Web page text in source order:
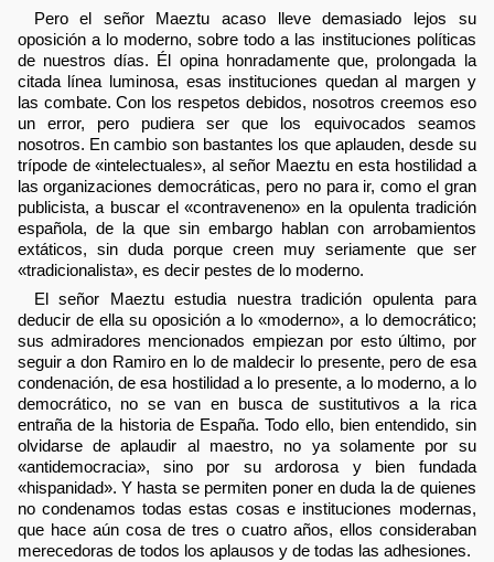
Pero el señor Maeztu acaso lleve demasiado lejos su
oposición a lo moderno, sobre todo a las instituciones políticas
de nuestros días. Él opina honradamente que, prolongada la
citada línea luminosa, esas instituciones quedan al margen y
las combate. Con los respetos debidos, nosotros creemos eso
un error, pero pudiera ser que los equivocados seamos
nosotros. En cambio son bastantes los que aplauden, desde su
trípode de «intelectuales», al señor Maeztu en esta hostilidad a
las organizaciones democráticas, pero no para ir, como el gran
publicista, a buscar el «contraveneno» en la opulenta tradición
española, de la que sin embargo hablan con arrobamientos
extáticos, sin duda porque creen muy seriamente que ser
«tradicionalista», es decir pestes de lo moderno.
El señor Maeztu estudia nuestra tradición opulenta para
deducir de ella su oposición a lo «moderno», a lo democrático;
sus admiradores mencionados empiezan por esto último, por
seguir a don Ramiro en lo de maldecir lo presente, pero de esa
condenación, de esa hostilidad a lo presente, a lo moderno, a lo
democrático, no se van en busca de sustitutivos a la rica
entraña de la historia de España. Todo ello, bien entendido, sin
olvidarse de aplaudir al maestro, no ya solamente por su
«antidemocracia», sino por su ardorosa y bien fundada
«hispanidad». Y hasta se permiten poner en duda la de quienes
no condenamos todas estas cosas e instituciones modernas,
que hace aún cosa de tres o cuatro años, ellos consideraban
merecedoras de todos los aplausos y de todas las adhesiones.